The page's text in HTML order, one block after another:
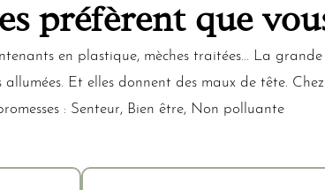
préfèrent que
en plastique, mèches traitées… La
Et elles donnent des maux de tête.
: Senteur, Bien être, Non polluante